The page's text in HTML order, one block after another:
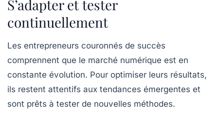
S’adapter et tester
continuellement
Les entrepreneurs couronnés de succès
comprennent que le marché numérique est en
constante évolution. Pour optimiser leurs résultats,
ils restent attentifs aux tendances émergentes et
sont prêts à tester de nouvelles méthodes.